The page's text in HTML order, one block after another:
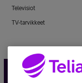
Televisiot
TV-tarvikkeet